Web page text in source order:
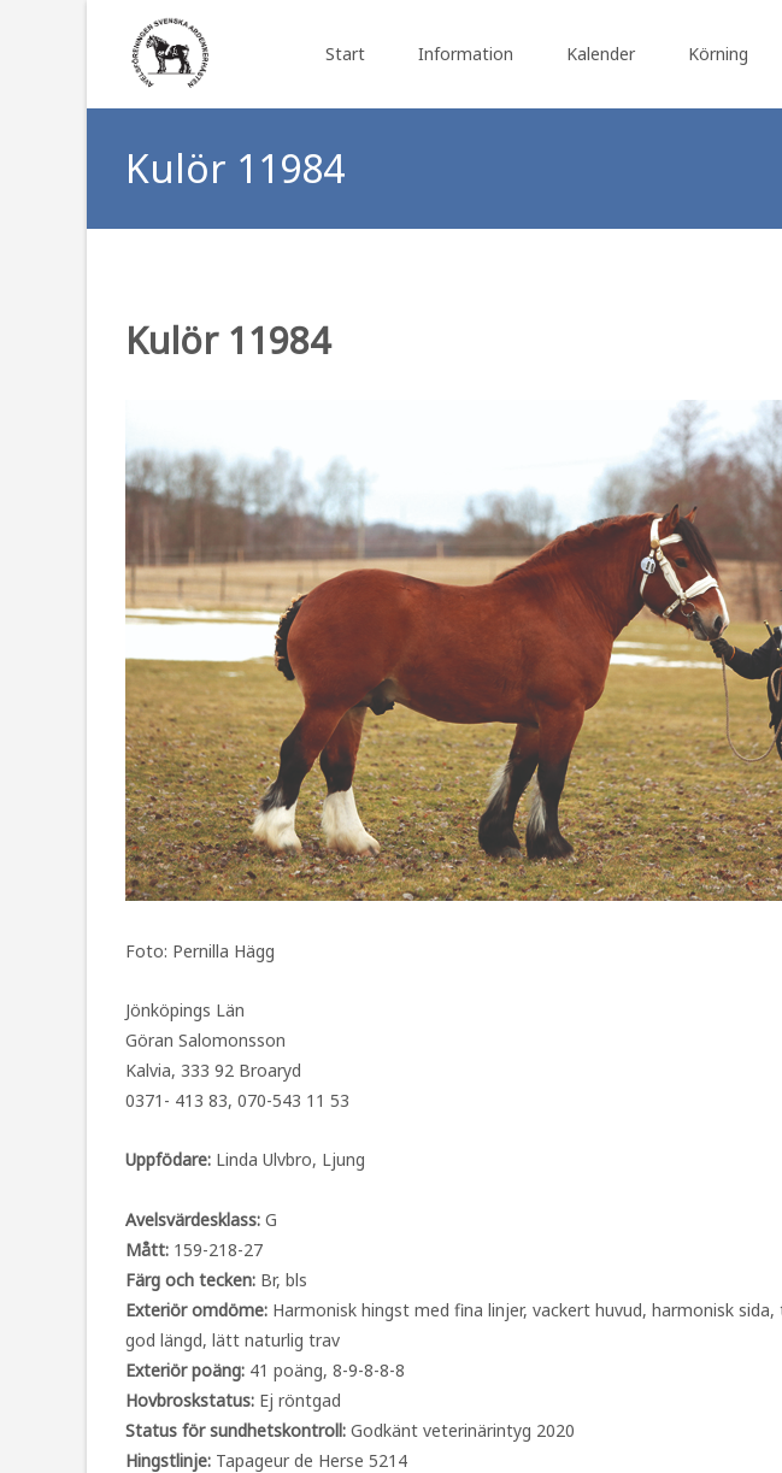
Start
Information Kalender Körning
Kulör 11984
Kulör 11984
Foto: Pernilla Hägg
Jönköpings Län
Göran Salomonsson
Kalvia, 333 92 Broaryd
0371- 413 83, 070-543 11 53
Uppfödare: Linda Ulvbro, Ljung
Avelsvärdesklass: G
Mått: 159-218-27
Färg och tecken: Br, bls
Exteriör omdöme: Harmonisk hingst med fina linjer, vackert huvud, harmonisk
god längd, lätt naturlig trav
Exteriör poäng: 41 poäng, 8-9-8-8-8
Hovbroskstatus: Ej röntgad
Status för sundhetskontroll: Godkänt veterinärintyg 2020
Hingstlinje: Tapageur de Herse 5214